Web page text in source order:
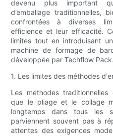
devenu plus important
d’emballage traditionnelles,
confrontées à diverses
efficience et leur efficacité.
limites tout en introduisant
machine de formage de
développée par Techflow Pack.
1. Les limites des méthodes
Les méthodes traditionnelles
que le pliage et le collage
longtemps dans tous les
parviennent souvent pas à
attentes des exigences